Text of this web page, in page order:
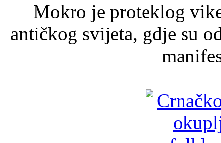
Mokro je proteklog
antičkog svijeta, gdje su